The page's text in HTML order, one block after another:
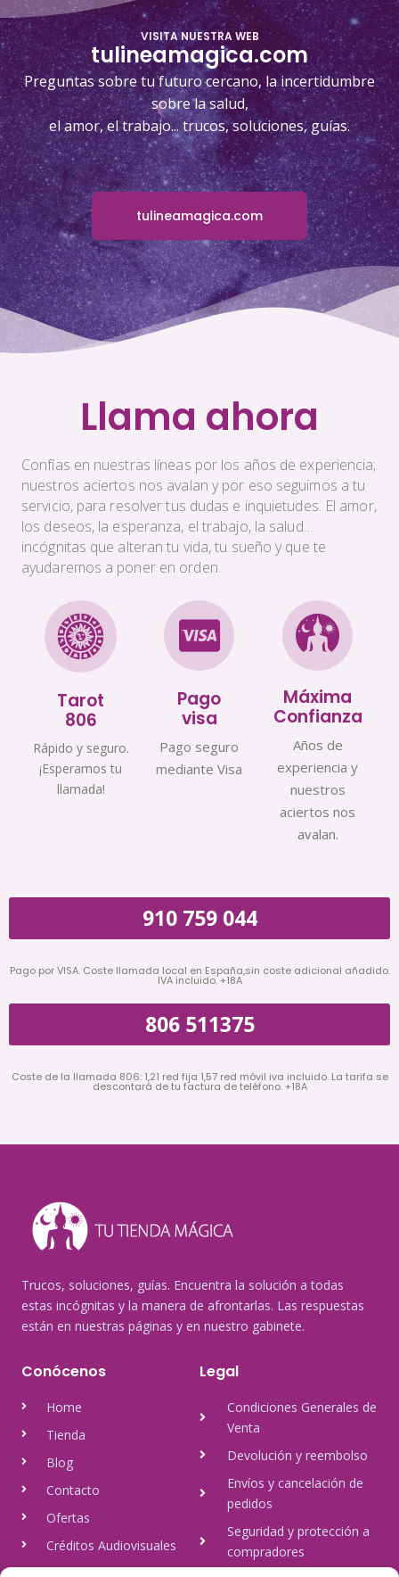
VISITA NUESTRA WEB
tulineamagica.com
Preguntas sobre tu futuro cercano, la incertidumbre
sobre la salud,
el amor, el trabajo... trucos, soluciones, guías.
tulineamagica.com
Llama ahora
Confías en nuestras líneas por los años de experiencia;
nuestros aciertos nos avalan y por eso seguimos a tu
servicio, para resolver tus dudas e inquietudes. El amor,
los deseos, la esperanza, el trabajo, la salud…
incógnitas que alteran tu vida, tu sueño y que te
ayudaremos a poner en orden.
Tarot
806
Rápido y seguro.
¡Esperamos tu
llamada!
Pago
visa
Pago seguro
mediante Visa
Máxima
Confianza
Años de
experiencia y
nuestros
aciertos nos
avalan.
910 759 044
Pago por VISA. Coste llamada local en España,sin coste adicional añadido.
IVA incluido. +18A
806 511375
Coste de la llamada 806: 1,21 red fija 1,57 red móvil iva incluido. La tarifa se
descontará de tu factura de teléfono. +18A
Trucos, soluciones, guías. Encuentra la solución a todas
estas incógnitas y la manera de afrontarlas. Las respuestas
están en nuestras páginas y en nuestro gabinete.
Conócenos
Home
Tienda
Blog
Contacto
Ofertas
Créditos Audiovisuales
tulineamagica.com
Legal
Condiciones Generales de
Venta
Devolución y reembolso
Envíos y cancelación de
pedidos
Seguridad y protección a
compradores